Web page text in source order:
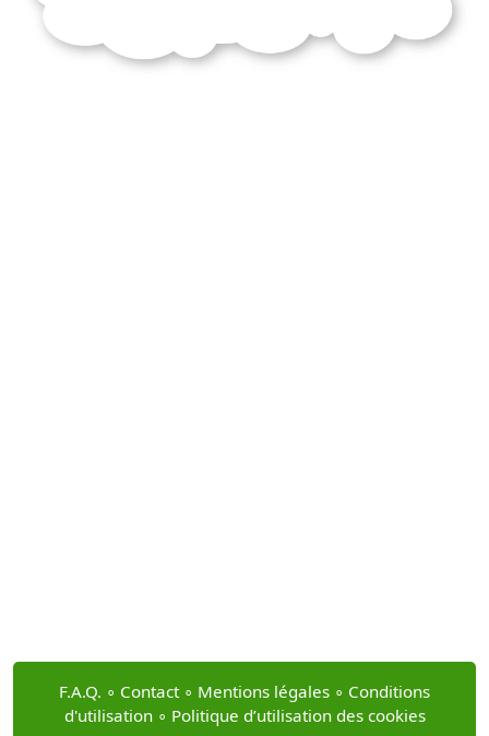
F.A.Q. ∘ Contact ∘ Mentions légales ∘ Conditions
d'utilisation∘ Politique d’utilisation des cookies